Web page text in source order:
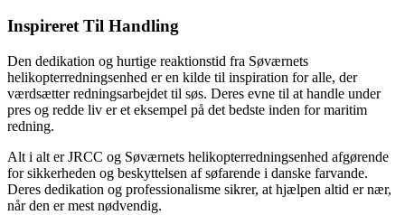
Inspireret Til Handling
Den dedikation og hurtige reaktionstid fra Søværnets
helikopterredningsenhed er en kilde til inspiration for alle, der
værdsætter redningsarbejdet til søs. Deres evne til at handle under
pres og redde liv er et eksempel på det bedste inden for maritim
redning.
Alt i alt er JRCC og Søværnets helikopterredningsenhed afgørende
for sikkerheden og beskyttelsen af søfarende i danske farvande.
Deres dedikation og professionalisme sikrer, at hjælpen altid er nær,
når den er mest nødvendig.